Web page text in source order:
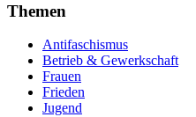
Themen
Antifaschismus
Betrieb & Gewerkschaft
Frauen
Frieden
Jugend